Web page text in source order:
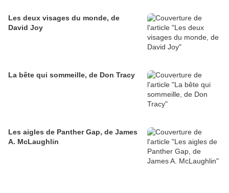
Les deux visages du monde, de
David Joy
La bête qui sommeille, de Don Tracy
Les aigles de Panther Gap, de James
A. McLaughlin